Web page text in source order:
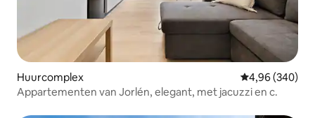
Huurcomplex Gemiddelde
4,96 (340)
Appartementen van Jorlén, elegant, met jacuzzi en c.